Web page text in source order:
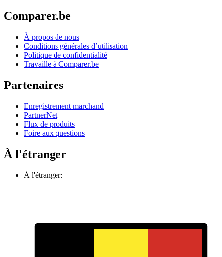
Comparer.be
À propos de nous
Conditions générales d’utilisation
Politique de confidentialité
Travaille à Comparer.be
Partenaires
Enregistrement marchand
PartnerNet
Flux de produits
Foire aux questions
À l'étranger
À l'étranger: